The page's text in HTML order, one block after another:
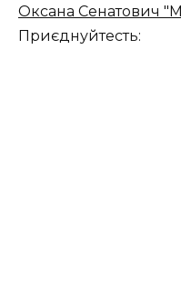
Оксана Сенатович
Приєднуйтесть: